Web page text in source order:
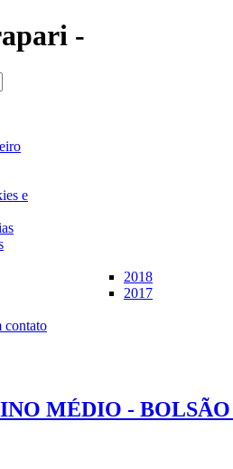
-
e
2018
2017
contato
MÉDIO - BOLSÃO